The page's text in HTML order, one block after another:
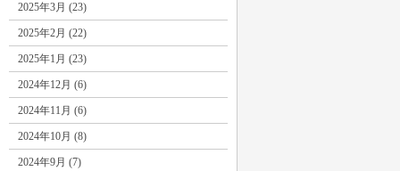
2025年3月 (23)
2025年2月 (22)
2025年1月 (23)
2024年12月 (6)
2024年11月 (6)
2024年10月 (8)
2024年9月 (7)